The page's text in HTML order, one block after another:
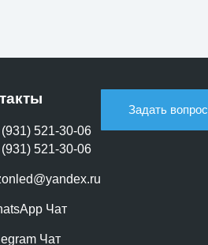
521-30-06
521-30-06
Чат
Чат
Задать вопрос